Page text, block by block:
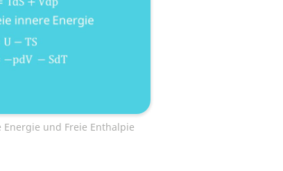
und Freie Enthalpie